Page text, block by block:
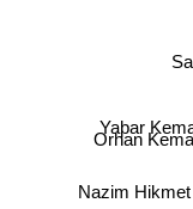
Yaþar
Orhan
Nazim Hikmet